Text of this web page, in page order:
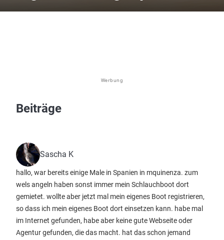
Werbung
Beiträge
Sascha K
hallo, war bereits einige Male in Spanien in mquinenza. zum
wels angeln haben sonst immer mein Schlauchboot dort
gemietet. wollte aber jetzt mal mein eigenes Boot registrieren,
so dass ich mein eigenes Boot dort einsetzen kann. habe mal
im Internet gefunden, habe aber keine gute Webseite oder
Agentur gefunden, die das macht. hat das schon jemand